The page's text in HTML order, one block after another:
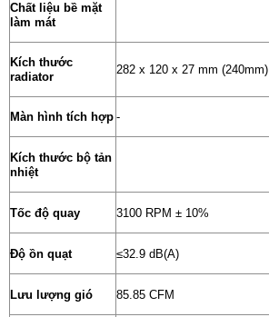
Chất liệu bề mặt
làm mát
Kích thước
radiator
282 x 120 x 27 mm (240mm)
Màn hình tích hợp -
Kích thước bộ tản
nhiệt
Tốc độ quay 3100 RPM ± 10%
Độ ồn quạt ≤32.9 dB(A)
Lưu lượng gió 85.85 CFM